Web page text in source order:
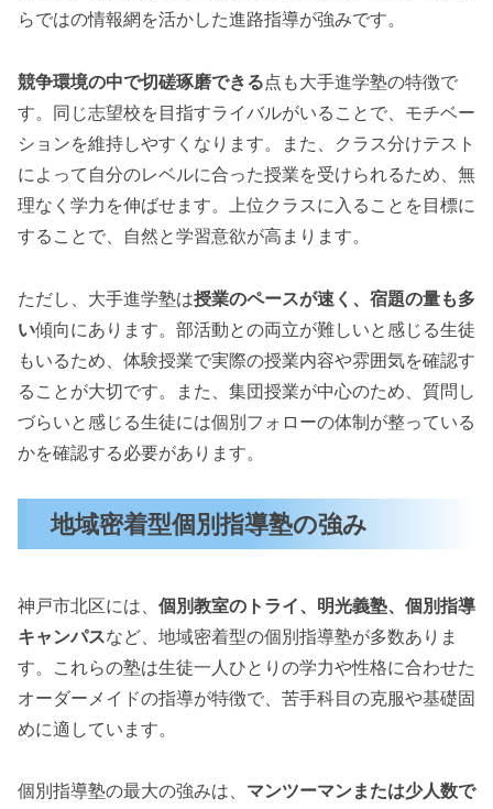
らではの情報網を活かした進路指導が強みです。
競争環境の中で切磋琢磨できる点も大手進学塾の特徴で
す。同じ志望校を目指すライバルがいることで、モチベー
ションを維持しやすくなります。また、クラス分けテスト
によって自分のレベルに合った授業を受けられるため、無
理なく学力を伸ばせます。上位クラスに入ることを目標に
することで、自然と学習意欲が高まります。
ただし、大手進学塾は授業のペースが速く、宿題の量も多
い傾向にあります。部活動との両立が難しいと感じる生徒
もいるため、体験授業で実際の授業内容や雰囲気を確認す
ることが大切です。また、集団授業が中心のため、質問し
づらいと感じる生徒には個別フォローの体制が整っている
かを確認する必要があります。
地域密着型個別指導塾の強み
神戸市北区には、 個別教室のトライ、明光義塾、個別指導
キャンパスなど、地域密着型の個別指導塾が多数ありま
す。これらの塾は生徒一人ひとりの学力や性格に合わせた
オーダーメイドの指導が特徴で、苦手科目の克服や基礎固
めに適しています。
個別指導塾の最大の強みは、 マンツーマンまたは少人数で